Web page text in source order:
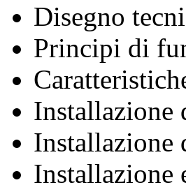
Disegno
Principi di
Installazione
Installazione